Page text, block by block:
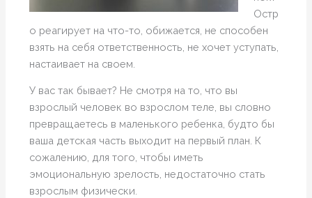
Остр
о реагирует на что-то, обижается, не способен
взять на себя ответственность, не хочет уступать,
настаивает на своем.
У вас так бывает? Не смотря на то, что вы
взрослый человек во взрослом теле, вы словно
превращаетесь в маленького ребенка, будто бы
ваша детская часть выходит на первый план. К
сожалению, для того, чтобы иметь
эмоциональную зрелость, недостаточно стать
взрослым физически.